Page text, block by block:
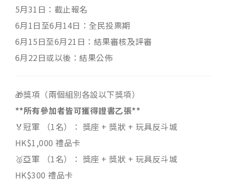
5月31日：截止報名
6月1日至6月14日：全民投票期
6月15日至6月21日：結果審核及評審
6月22日或以後：結果公佈
🎁獎項（兩個組別各設以下獎項）
**所有參加者皆可獲得證書乙張**
🏅冠軍 （1名）： 獎座 + 獎狀 + 玩具反斗城
HK$1,000 禮品卡
🥈亞軍 （1名）： 獎座 + 獎狀 + 玩具反斗城
HK$300 禮品卡